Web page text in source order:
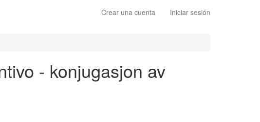
Crear una cuenta Iniciar sesión
- konjugasjon av